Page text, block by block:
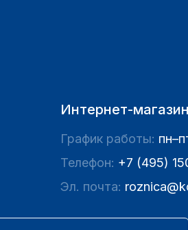
Интернет-магазин
График работы:
Телефон: +7 (495)
Эл. почта: